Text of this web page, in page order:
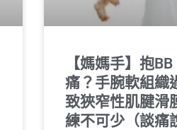
【媽媽手】抱
痛？手腕軟組織
致狹窄性肌腱滑
練不可少（談痛